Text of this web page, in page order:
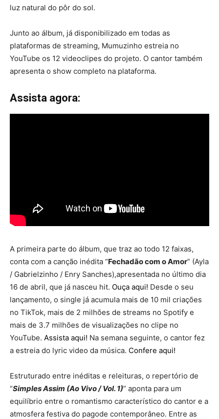
luz natural do pôr do sol.
Junto ao álbum, já disponibilizado em todas as
plataformas de streaming, Mumuzinho estreia no
YouTube os 12 videoclipes do projeto. O cantor também
apresenta o show completo na plataforma.
Assista agora:
A primeira parte do álbum, que traz ao todo 12 faixas,
conta com a canção inédita “Fechadão com o Amor” (Ayla
/ Gabrielzinho / Enry Sanches),apresentada no último dia
16 de abril, que já nasceu hit. Ouça aqui! Desde o seu
lançamento, o single já acumula mais de 10 mil criações
no TikTok, mais de 2 milhões de streams no Spotify e
mais de 3.7 milhões de visualizações no clipe no
YouTube. Assista aqui! Na semana seguinte, o cantor fez
a estreia do lyric video da música. Confere aqui!
Estruturado entre inéditas e releituras, o repertório de
“Simples Assim (Ao Vivo / Vol. 1)” aponta para um
equilíbrio entre o romantismo característico do cantor e a
atmosfera festiva do pagode contemporâneo. Entre as